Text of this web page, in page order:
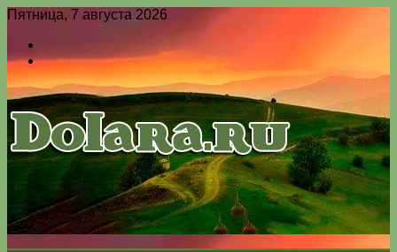
Пятница, 7 августа 2026
Switch
skin
Меню
Switch